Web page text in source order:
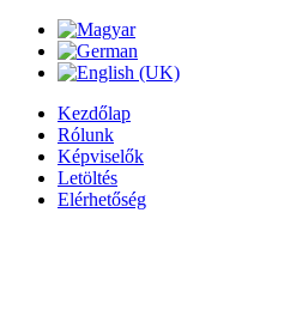
Kezdőlap
Rólunk
Képviselők
Letöltés
Elérhetőség